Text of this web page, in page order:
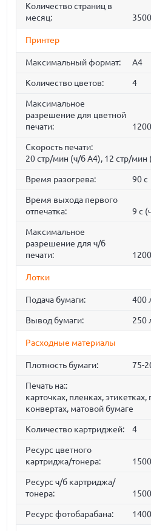
Количество страниц в
месяц:
Принтер
Максимальный формат: A4
Количество цветов: 4
Максимальное
разрешение для цветной
печати:
Скорость печати:
20 стр/мин (ч/б А4), 12 стр/мин
Время разогрева: 90 с
Время выхода первого
отпечатка:
9 c
Максимальное
разрешение для ч/б
печати:
Лотки
Подача бумаги: 400
Вывод бумаги: 250
Расходные материалы
Плотность бумаги: 75-
Печать на::
карточках, пленках,
конвертах, матовой бумаге
Количество картриджей: 4
Ресурс цветного
картриджа/тонера:
Ресурс ч/б картриджа/
тонера:
Ресурс фотобарабана: